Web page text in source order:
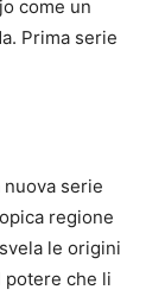
come un
Prima serie
serie
regione
le origini
potere che li